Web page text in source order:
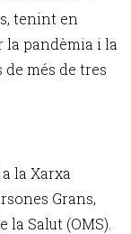
tenint en
la pandèmia i la
més de tres
la Xarxa
Grans,
Salut (OMS).